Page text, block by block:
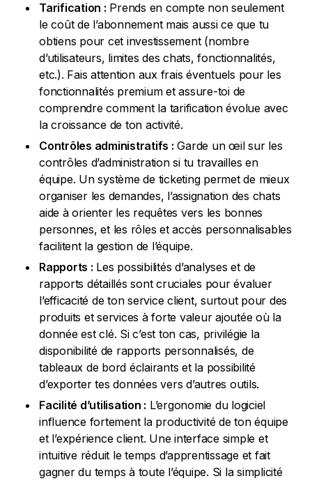
Tarification : Prends en compte non seulement
le coût de l’abonnement mais aussi ce que tu
obtiens pour cet investissement (nombre
d’utilisateurs, limites des chats, fonctionnalités,
etc.). Fais attention aux frais éventuels pour les
fonctionnalités premium et assure-toi de
comprendre comment la tarification évolue avec
la croissance de ton activité.
Contrôles administratifs : Garde un œil sur les
contrôles d’administration si tu travailles en
équipe. Un système de ticketing permet de mieux
organiser les demandes, l’assignation des chats
aide à orienter les requêtes vers les bonnes
personnes, et les rôles et accès personnalisables
facilitent la gestion de l’équipe.
Rapports : Les possibilités d’analyses et de
rapports détaillés sont cruciales pour évaluer
l’efficacité de ton service client, surtout pour des
produits et services à forte valeur ajoutée où la
donnée est clé. Si c’est ton cas, privilégie la
disponibilité de rapports personnalisés, de
tableaux de bord éclairants et la possibilité
d’exporter tes données vers d’autres outils.
Facilité d’utilisation : L’ergonomie du logiciel
influence fortement la productivité de ton équipe
et l’expérience client. Une interface simple et
intuitive réduit le temps d’apprentissage et fait
gagner du temps à toute l’équipe. Si la simplicité